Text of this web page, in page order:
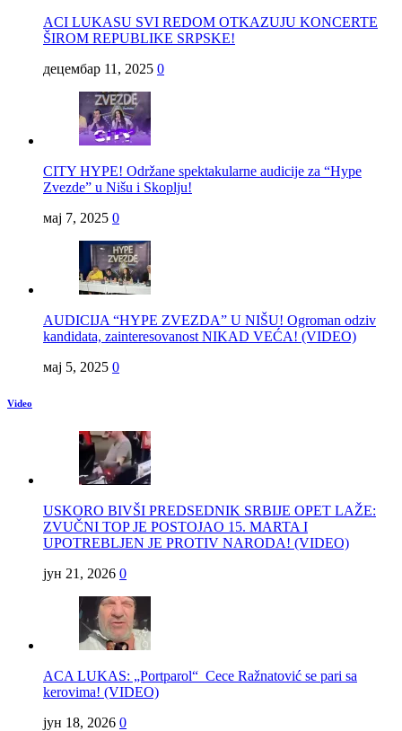
ACI LUKASU SVI REDOM OTKAZUJU KONCERTE
ŠIROM REPUBLIKE SRPSKE!
децембар 11, 2025 0
CITY HYPE! Održane spektakularne audicije za “Hype
Zvezde” u Nišu i Skoplju!
мај 7, 2025 0
AUDICIJA “HYPE ZVEZDA” U NIŠU! Ogroman odziv
kandidata, zainteresovanost NIKAD VEĆA! (VIDEO)
мај 5, 2025 0
Video
USKORO BIVŠI PREDSEDNIK SRBIJE OPET LAŽE:
ZVUČNI TOP JE POSTOJAO 15. MARTA I
UPOTREBLJEN JE PROTIV NARODA! (VIDEO)
јун 21, 2026 0
ACA LUKAS: „Portparol“ Cece Ražnatović se pari sa
kerovima! (VIDEO)
јун 18, 2026 0